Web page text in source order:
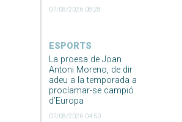
07/08/2026 08:28
ESPORTS
La proesa de Joan
Antoni Moreno, de dir
adeu a la temporada a
proclamar-se campió
d’Europa
07/08/2026 04:50